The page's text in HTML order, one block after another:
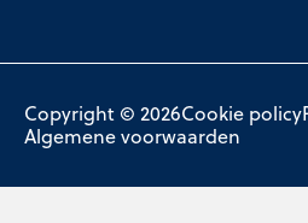
Copyright © 2026Cookie policy
Algemene voorwaarden